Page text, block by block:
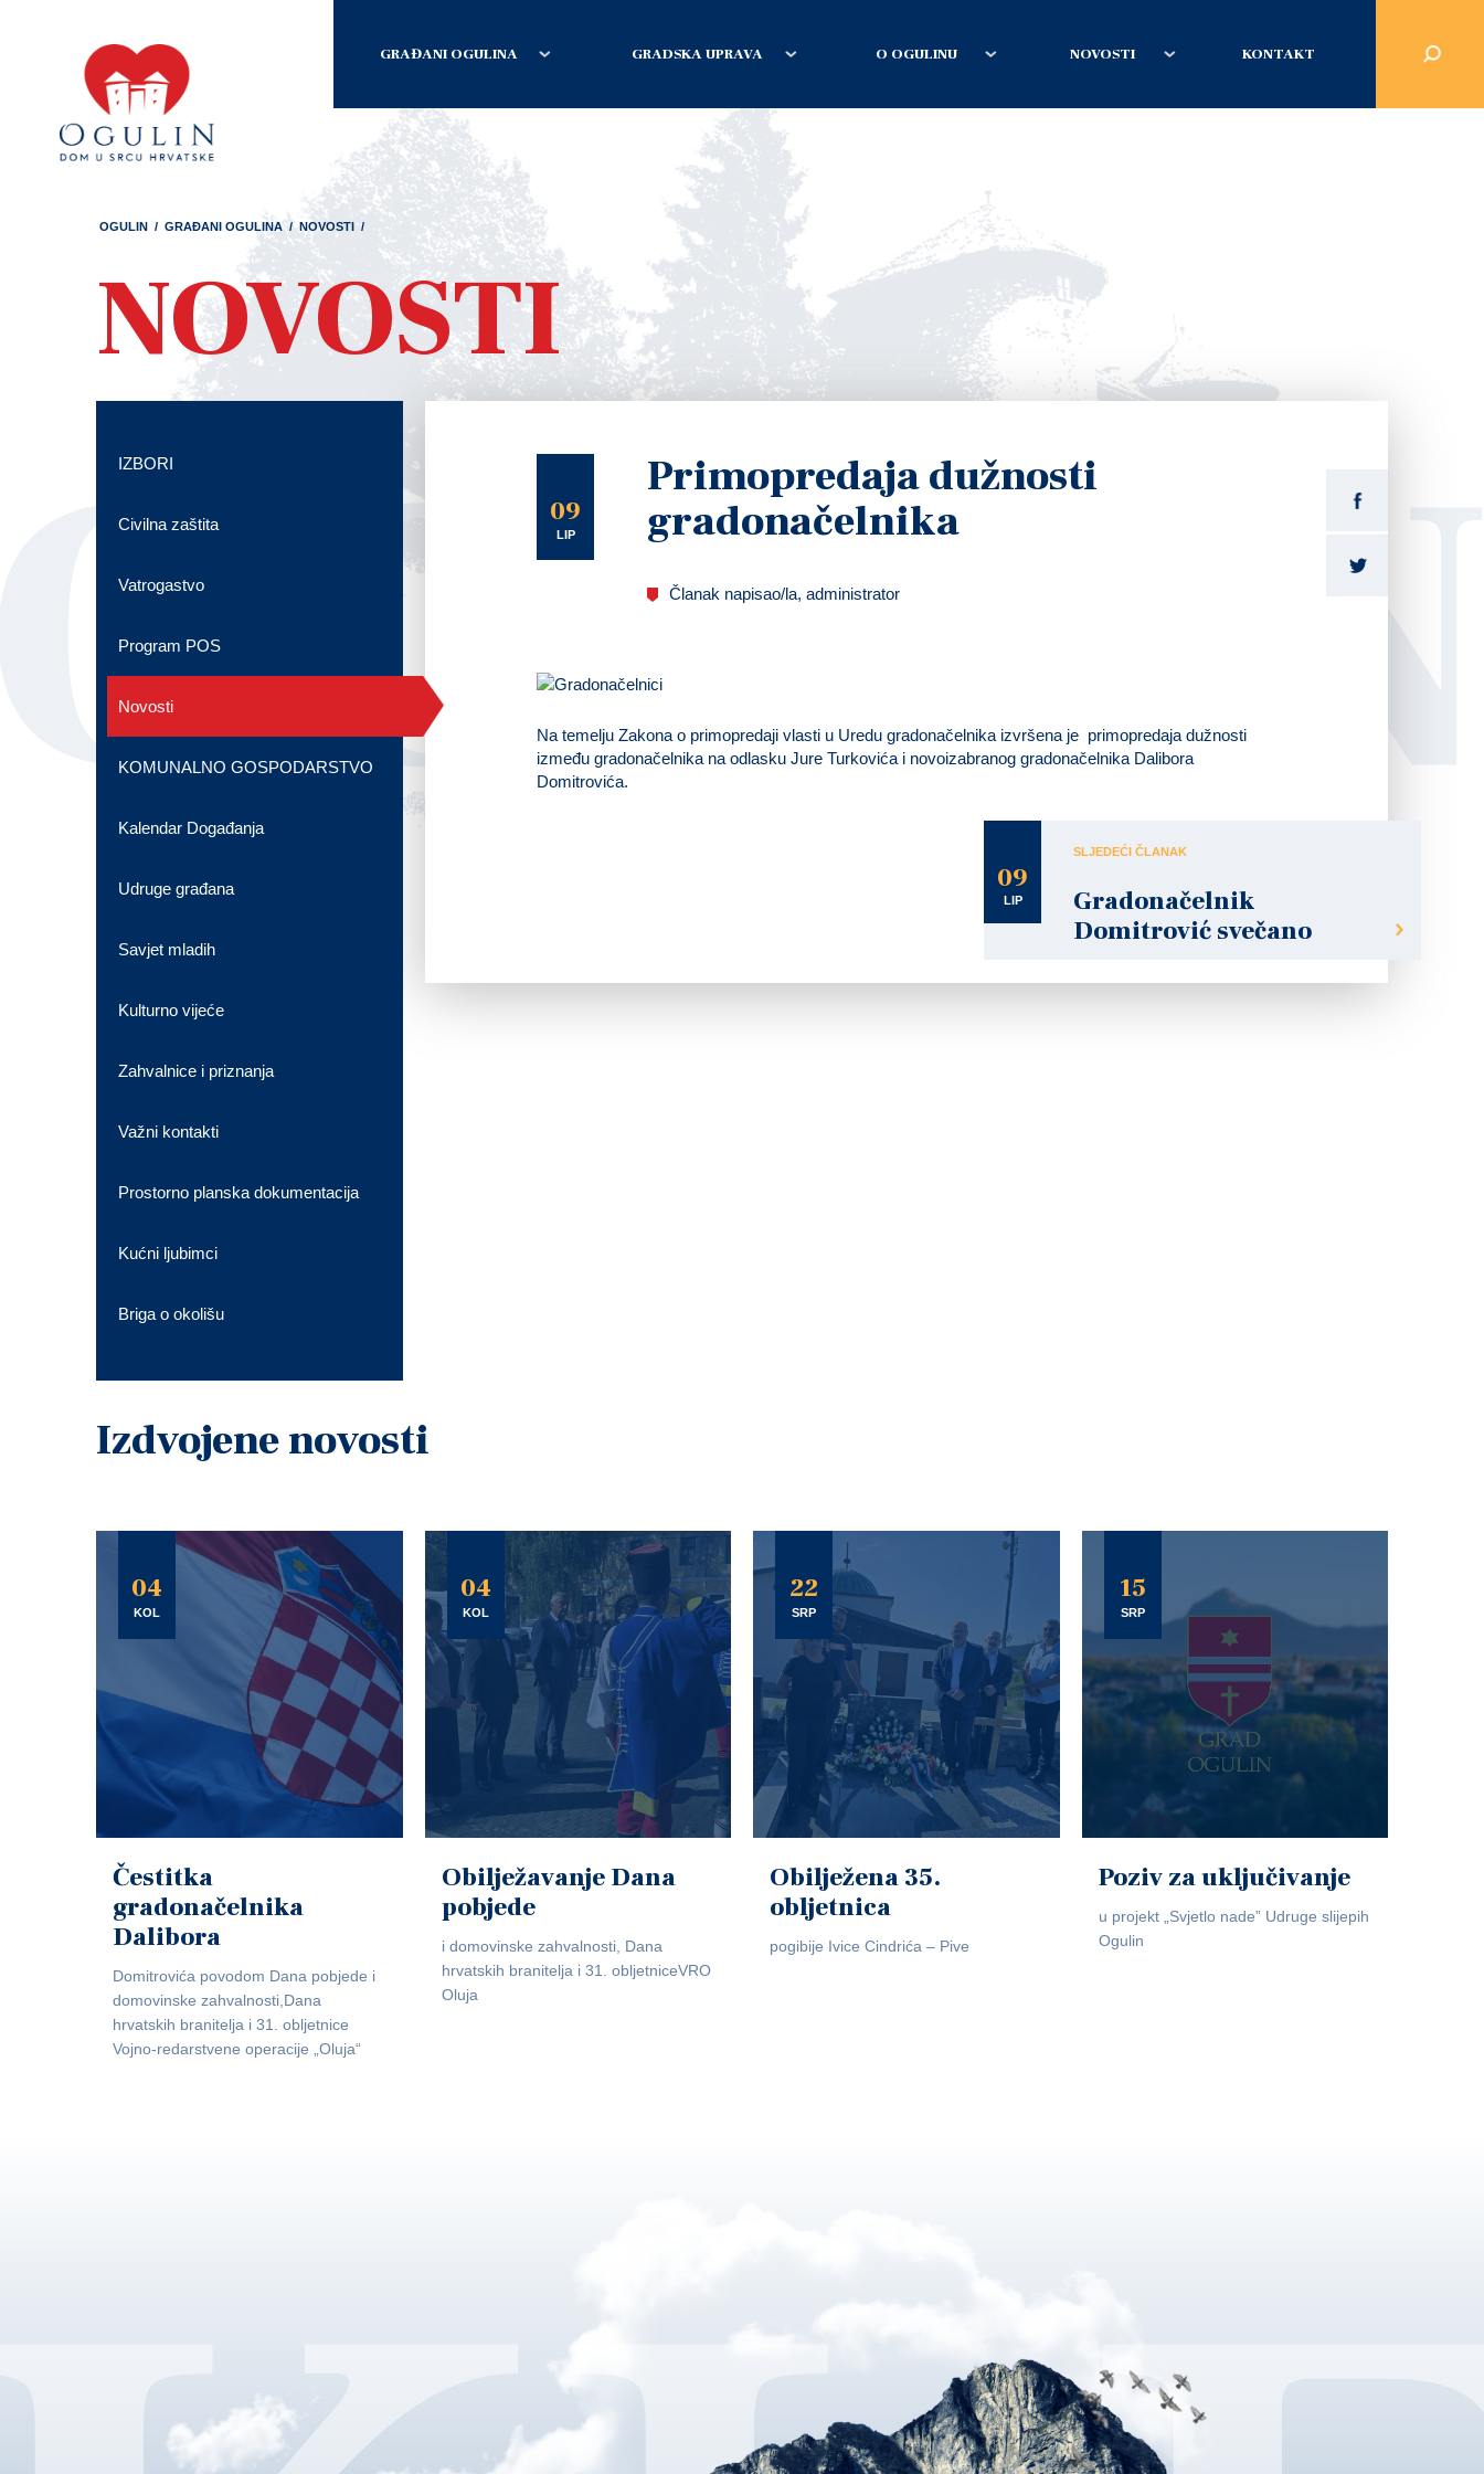
GRAĐANI OGULINA GRADSKA UPRAVA O OGULINU NOVOSTI KONTAKT
OGULIN / GRAĐANI OGULINA / NOVOSTI /
NOVOSTI
09
LIP
Primopredaja dužnosti
gradonačelnika
Članak napisao/la, administrator
Na temelju Zakona o primopredaji vlasti u Uredu gradonačelnika izvršena je primopredaja dužnosti
između gradonačelnika na odlasku Jure Turkovića i novoizabranog gradonačelnika Dalibora
Domitrovića.
09
LIP
SLJEDEĆI ČLANAK
Gradonačelnik
Domitrović svečano
IZBORI
Civilna zaštita
Vatrogastvo
Program POS
Novosti
KOMUNALNO GOSPODARSTVO
Kalendar Događanja
Udruge građana
Savjet mladih
Kulturno vijeće
Zahvalnice i priznanja
Važni kontakti
Prostorno planska dokumentacija
Kućni ljubimci
Briga o okolišu
Izdvojene novosti
04
KOL
Čestitka
gradonačelnika
Dalibora
Domitrovića povodom Dana pobjede i
domovinske zahvalnosti,Dana
hrvatskih branitelja i 31. obljetnice
Vojno-redarstvene operacije „Oluja“
04
KOL
Obilježavanje Dana
pobjede
i domovinske zahvalnosti, Dana
hrvatskih branitelja i 31. obljetniceVRO
Oluja
22
SRP
Obilježena 35.
obljetnica
pogibije Ivice Cindrića – Pive
15
SRP
Poziv za uključivanje
u projekt „Svjetlo nade” Udruge slijepih
Ogulin